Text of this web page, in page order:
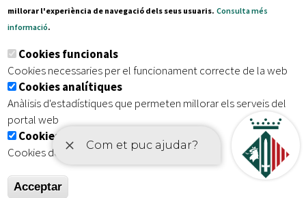
Subscriu-te al nostre butlletí
Inici | Avís legal | Protecció de dades
| Accessibilitat
millorar l'experiència de navegació dels seus usuaris. Consulta més
informació.
Cookies funcionals
Cookies necessaries per el funcionament correcte de la web
Cookies analítiques
Anàlisis d'estadístiques que permeten millorar els serveis del
portal web
Cookies publicitàries
Cookies de tercers amb finalitat publicitària
Acceptar